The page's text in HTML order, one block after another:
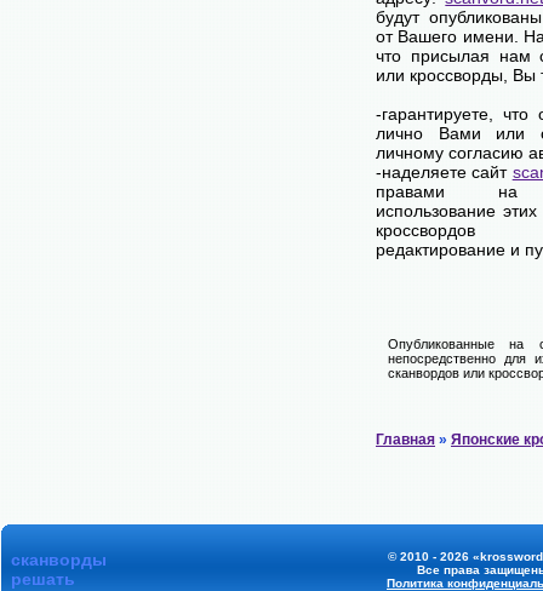
будут
от Вашего имени.
что присылая нам
или кроссворды,
-гарантируете, что
лично Вами или
личному согласию
-наделяете сайт
правами на
использование
редактирование и
Опубликованные на
непосредственно для
сканвордов или
Главная » Японские
сканворды
решать
© 2010 - 2026
Все права
Политика